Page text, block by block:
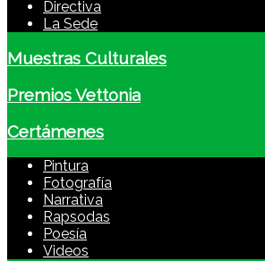
Directiva
La Sede
Muestras Culturales
Premios Vettonia
Certámenes
Pintura
Fotografía
Narrativa
Rapsodas
Poesía
Videos